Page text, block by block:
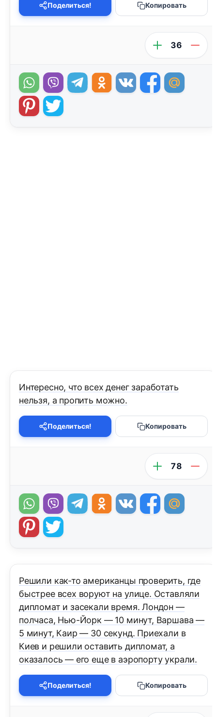
Поделиться! Копировать
36
Интересно, что всех денег заработать
нельзя, а пропить можно.
Поделиться! Копировать
78
Решили как-то американцы проверить, где
быстрее всех воруют на улице. Оставляли
дипломат и засекали время. Лондон —
полчаса, Hью-Йорк — 10 минут, Варшава —
5 минут, Каир — 30 секунд. Приехали в
Киев и решили оставить дипломат, а
оказалось — его еще в аэропорту украли.
Поделиться! Копировать